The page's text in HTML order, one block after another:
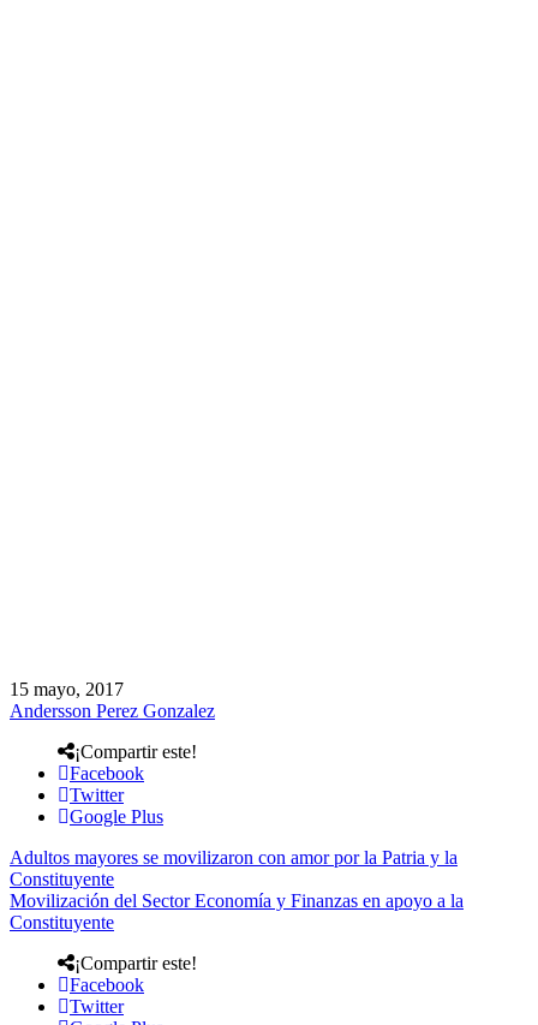
15 mayo, 2017
Andersson Perez Gonzalez
¡Compartir este!
Facebook
Twitter
Google Plus
Adultos mayores se movilizaron con amor por la Patria y la
Constituyente
Movilización del Sector Economía y Finanzas en apoyo a la
Constituyente
¡Compartir este!
Facebook
Twitter